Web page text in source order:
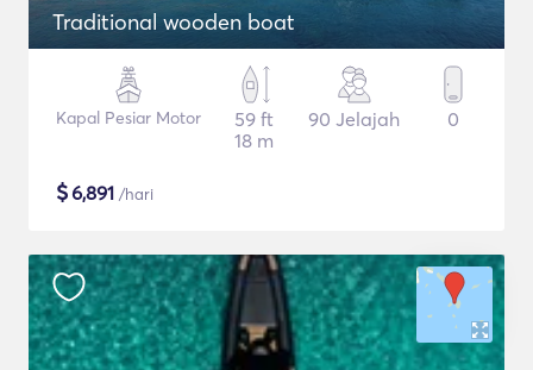
Traditional wooden boat
Kapal Pesiar Motor
59 ft
18 m
90 Jelajah 0
$6,891 /hari